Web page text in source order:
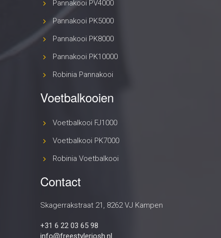
Pannakooi PV4000
Pannakooi PK5000
Pannakooi PK8000
Pannakooi PK10000
Robinia Pannakooi
Voetbalkooien
Voetbalkooi FJ1000
Voetbalkooi PK7000
Robinia Voetbalkooi
Contact
Skagerrakstraat 21, 8262 VJ Kampen
+31 6 22 03 65 98
info@freestylerjosh.nl